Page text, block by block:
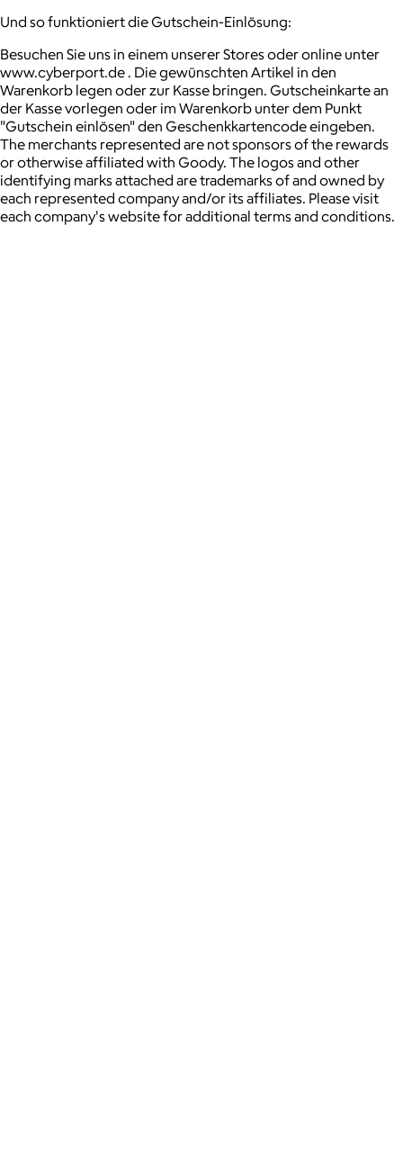
Und so funktioniert die Gutschein-Einlösung:
Besuchen Sie uns in einem unserer Stores oder online unter
www.cyberport.de . Die gewünschten Artikel in den
Warenkorb legen oder zur Kasse bringen. Gutscheinkarte an
der Kasse vorlegen oder im Warenkorb unter dem Punkt
"Gutschein einlösen" den Geschenkkartencode eingeben.
The merchants represented are not sponsors of the rewards
or otherwise affiliated with Goody. The logos and other
identifying marks attached are trademarks of and owned by
each represented company and/or its affiliates. Please visit
each company's website for additional terms and conditions.